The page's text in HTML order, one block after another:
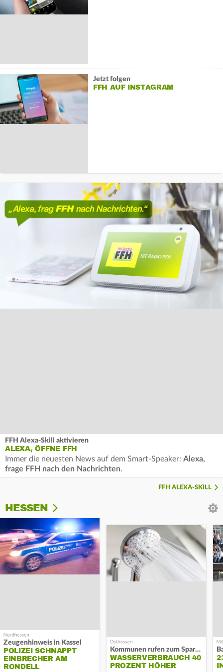
Jetzt folgen
FFH AUF INSTAGRAM
FFH Alexa-Skill aktivieren
ALEXA, ÖFFNE FFH
Immer die neuesten News auf dem Smart-Speaker: Alexa,
frage FFH nach den Nachrichten.
FFH ALEXA-SKILL
HESSEN
Zeugenhinweis in Kassel
POLIZEI SCHNAPPT
EINBRECHER AM
RONDELL
Kommunen rufen zum Sparen auf
WASSERVERBRAUCH 40
PROZENT HÖHER